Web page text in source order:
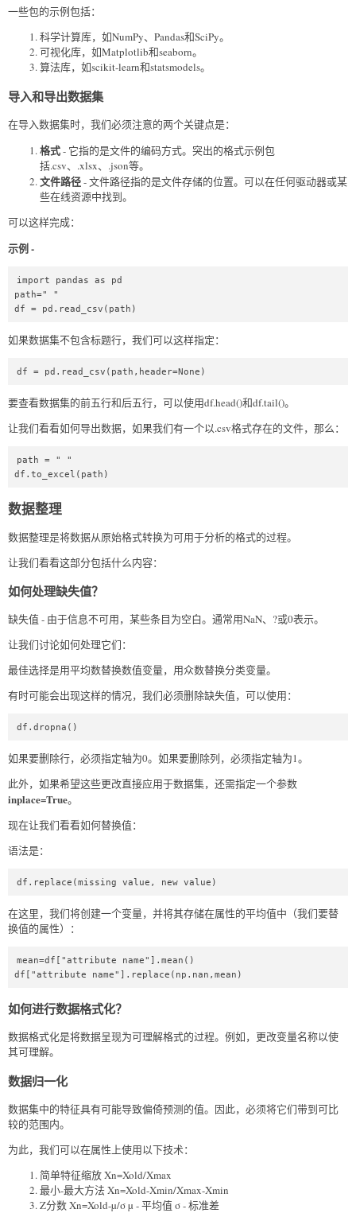
一些包的示例包括：
科学计算库，如NumPy、Pandas和SciPy。
可视化库，如Matplotlib和seaborn。
算法库，如scikit-learn和statsmodels。
导入和导出数据集
在导入数据集时，我们必须注意的两个关键点是：
格式- 它指的是文件的编码方式。突出的格式示例包
括.csv、.xlsx、.json等。
文件路径- 文件路径指的是文件存储的位置。可以在任何驱动器或某
些在线资源中找到。
可以这样完成：
示例 -
import pandas as pd
path=" "
df = pd.read_csv(path)
如果数据集不包含标题行，我们可以这样指定：
df = pd.read_csv(path,header=None)
要查看数据集的前五行和后五行，可以使用df.head()和df.tail()。
让我们看看如何导出数据，如果我们有一个以.csv格式存在的文件，那么：
path = " "
df.to_excel(path)
数据整理
数据整理是将数据从原始格式转换为可用于分析的格式的过程。
让我们看看这部分包括什么内容：
如何处理缺失值？
缺失值 - 由于信息不可用，某些条目为空白。通常用NaN、?或0表示。
让我们讨论如何处理它们：
最佳选择是用平均数替换数值变量，用众数替换分类变量。
有时可能会出现这样的情况，我们必须删除缺失值，可以使用：
df.dropna()
如果要删除行，必须指定轴为0。如果要删除列，必须指定轴为1。
此外，如果希望这些更改直接应用于数据集，还需指定一个参数
inplace=True。
现在让我们看看如何替换值：
语法是：
df.replace(missing value, new value)
在这里，我们将创建一个变量，并将其存储在属性的平均值中（我们要替
换值的属性）：
mean=df["attribute name"].mean()
df["attribute name"].replace(np.nan,mean)
如何进行数据格式化？
数据格式化是将数据呈现为可理解格式的过程。例如，更改变量名称以使
其可理解。
数据归一化
数据集中的特征具有可能导致偏倚预测的值。因此，必须将它们带到可比
较的范围内。
为此，我们可以在属性上使用以下技术：
简单特征缩放 Xn=Xold/Xmax
最小-最大方法 Xn=Xold-Xmin/Xmax-Xmin
Z分数 Xn=Xold-µ/σ µ - 平均值 σ - 标准差